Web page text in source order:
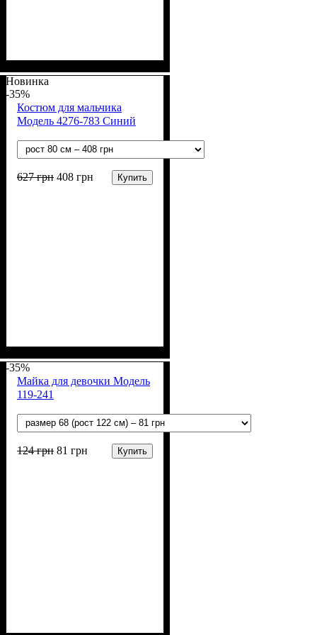
(70% х/б, 30% эластан)
Новинка
-35%
Костюм для мальчика
Модель 4276-783 Синий
627грн 408 грн Купить
(70% х/б, 30% эластан)
-35%
Майка для девочки Модель
119-241
124грн 81 грн Купить